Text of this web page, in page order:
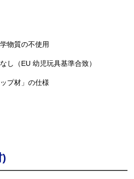
物質の不使用
し（EU 幼児玩具基準合致）
プ材」の仕様